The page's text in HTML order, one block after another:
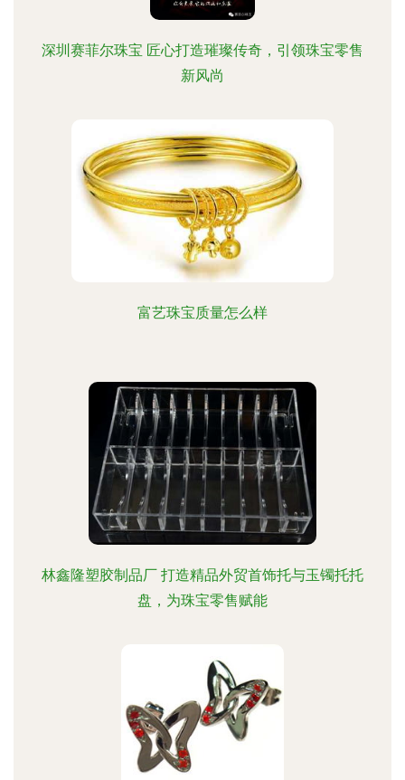
深圳赛菲尔珠宝 匠心打造璀璨传奇，引领珠宝零售
新风尚
富艺珠宝质量怎么样
林鑫隆塑胶制品厂 打造精品外贸首饰托与玉镯托托
盘，为珠宝零售赋能